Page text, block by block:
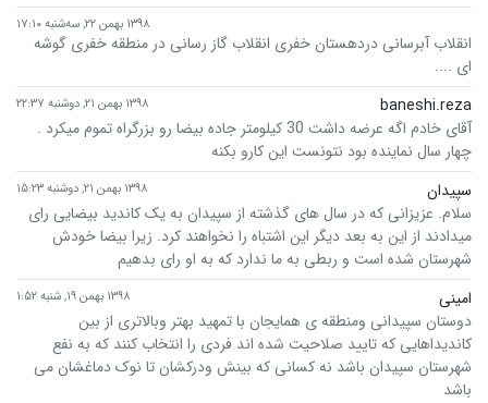
۱۳۹۸ بهمن ۲۲, سه‌شنبه ۱۷:۱۰
انقلاب آبرسانی دردهستان خفری انقلاب گاز رسانی در منطقه خفری گوشه
ای ....
baneshi.reza
۱۳۹۸ بهمن ۲۱, دوشنبه ۲۲:۳۷
آقای خادم اگه عرضه داشت 30 کیلومتر جاده بیضا رو بزرگراه تموم میکرد .
چهار سال نماینده بود نتونست این کارو بکنه
سپیدان
۱۳۹۸ بهمن ۲۱, دوشنبه ۱۵:۲۳
سلام. عزیزانی که در سال های گذشته از سپیدان به یک کاندید بیضایی رای
میدادند از این به بعد دیگر این اشتباه را نخواهند کرد. زیرا بیضا خودش
شهرستان شده است و ربطی به ما ندارد که به او رای بدهیم
امینی
۱۳۹۸ بهمن ۱۹, شنبه ۱:۵۲
دوستان سپیدانی ومنطقه ی همایجان با تمهید بهتر وبالاتری از بین
کاندیداهایی که تایید صلاحیت شده اند فردی را انتخاب کنند که به نفع
شهرستان سپیدان باشد نه کسانی که بینش ودرکشان تا نوک دماغشان می
باشد